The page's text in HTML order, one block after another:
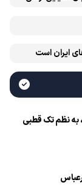
ایران است
به نظم تک قطبی